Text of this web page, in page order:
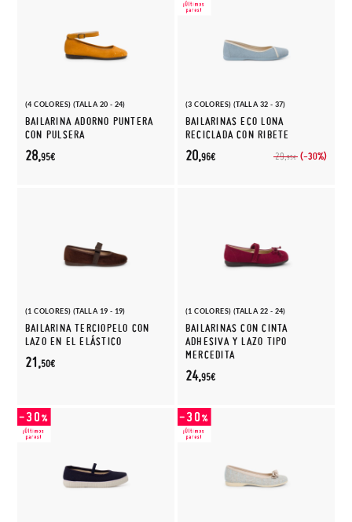
(4 COLORES) (TALLA 20 - 24)
BAILARINA ADORNO PUNTERA
CON PULSERA
28,95€
(3 COLORES) (TALLA 32 - 37)
BAILARINAS ECO LONA
RECICLADA CON RIBETE
29,95€ (-30%)
20,96€
(1 COLORES) (TALLA 19 - 19)
BAILARINA TERCIOPELO CON
LAZO EN EL ELÁSTICO
21,50€
(1 COLORES) (TALLA 22 - 24)
BAILARINAS CON CINTA
ADHESIVA Y LAZO TIPO
MERCEDITA
24,95€